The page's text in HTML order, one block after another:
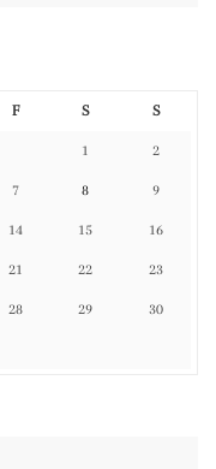
F S S
1 2
7 8 9
14 15 16
21 22 23
28 29 30